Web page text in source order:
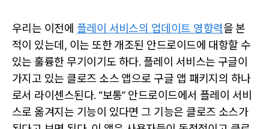
우리는 이전에 플레이 서비스의 업데이트 영향력을 본
적이 있는데, 이는 또한 개조된 안드로이드에 대항할 수
있는 훌륭한 무기이기도 하다. 플레이 서비스는 구글이
가지고 있는 클로즈 소스 앱으로 구글 앱 패키지의 하나
로서 라이센스된다. “보통” 안드로이드에서 플레이 서비
스로 옮겨지는 기능이 있다면 그 기능은 클로즈 소스가